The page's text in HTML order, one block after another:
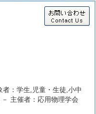
：学生,児童・生徒,小中
主催者：応用物理学会